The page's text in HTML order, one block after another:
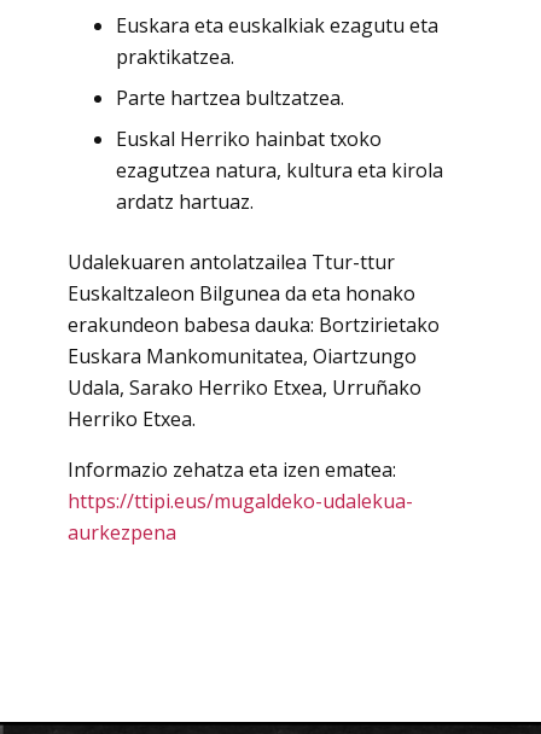
Euskara eta euskalkiak ezagutu eta
praktikatzea.
Parte hartzea bultzatzea.
Euskal Herriko hainbat txoko
ezagutzea natura, kultura eta kirola
ardatz hartuaz.
Udalekuaren antolatzailea Ttur-ttur
Euskaltzaleon Bilgunea da eta honako
erakundeon babesa dauka: Bortzirietako
Euskara Mankomunitatea, Oiartzungo
Udala, Sarako Herriko Etxea, Urruñako
Herriko Etxea.
Informazio zehatza eta izen ematea:
https://ttipi.eus/mugaldeko-udalekua-
aurkezpena